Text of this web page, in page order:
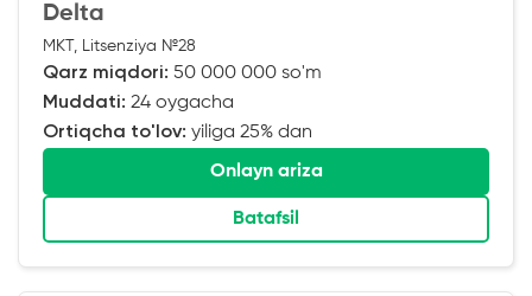
Kredit onlayn
Tadbirkorlar uchun onlayn kredit
O‘zini o‘zi band qilganlar uchun onlayn
kredit
Kalkulyator
Delta
MKT, Litsenziya №28
Qarz miqdori: 50 000 000 so'm
Muddati: 24 oygacha
Ortiqcha to'lov: yiliga 25% dan
Onlayn ariza
Batafsil